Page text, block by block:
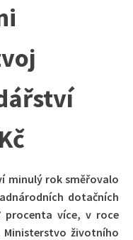
minulý rok směřovalo
dotačních
procenta více, v roce
Ministerstvo životního